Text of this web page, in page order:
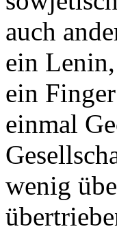
auch
ein
ein
einmal
wenig